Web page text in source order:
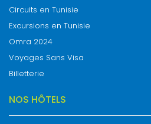
Circuits en Tunisie
Excursions en Tunisie
Omra 2024
Voyages Sans Visa
Billetterie
NOS HÔTELS